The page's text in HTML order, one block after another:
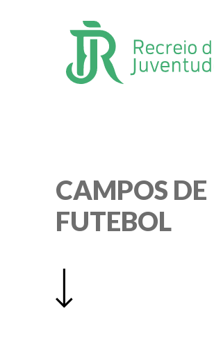
CAMPOS DE
FUTEBOL